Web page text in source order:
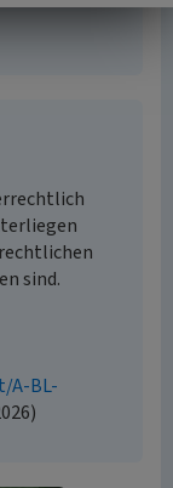
sind.
A-BL-